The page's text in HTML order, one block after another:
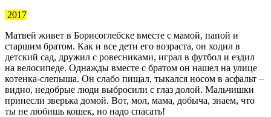
2017
Матвей живет в Борисоглебске вместе с мамой, папой и
старшим братом. Как и все дети его возраста, он ходил в
детский сад, дружил с ровесниками, играл в футбол и ездил
на велосипеде. Однажды вместе с братом он нашел на улице
котенка-слепыша. Он слабо пищал, тыкался носом в асфальт –
видно, недобрые люди выбросили с глаз долой. Мальчишки
принесли зверька домой. Вот, мол, мама, добыча, знаем, что
ты не любишь кошек, но надо спасать!